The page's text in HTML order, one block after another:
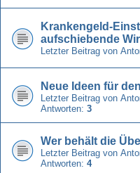
Krankengeld-
aufschiebende
Letzter Beitrag von
Neue Ideen für
Letzter Beitrag von
Antworten: 3
Wer behält die
Letzter Beitrag von
Antworten: 4